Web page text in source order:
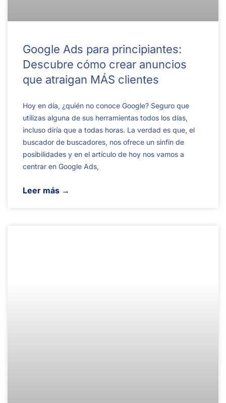
Google Ads para principiantes:
Descubre cómo crear anuncios
que atraigan MÁS clientes
Hoy en día, ¿quién no conoce Google? Seguro que
utilizas alguna de sus herramientas todos los días,
incluso diría que a todas horas. La verdad es que, el
buscador de buscadores, nos ofrece un sinfín de
posibilidades y en el artículo de hoy nos vamos a
centrar en Google Ads,
Leer más →